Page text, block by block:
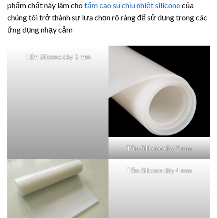
phẩm chất này làm chotấm cao su chịu nhiệt siliconecủa
chúng tôi trở thành sự lựa chọn rõ ràng để sử dụng trong các
ứng dụng nhạy cảm
Tấm Silicone dày 1 mm
Tấm Silicone dày 2 mm
Tấm Silicone dày 4 mm